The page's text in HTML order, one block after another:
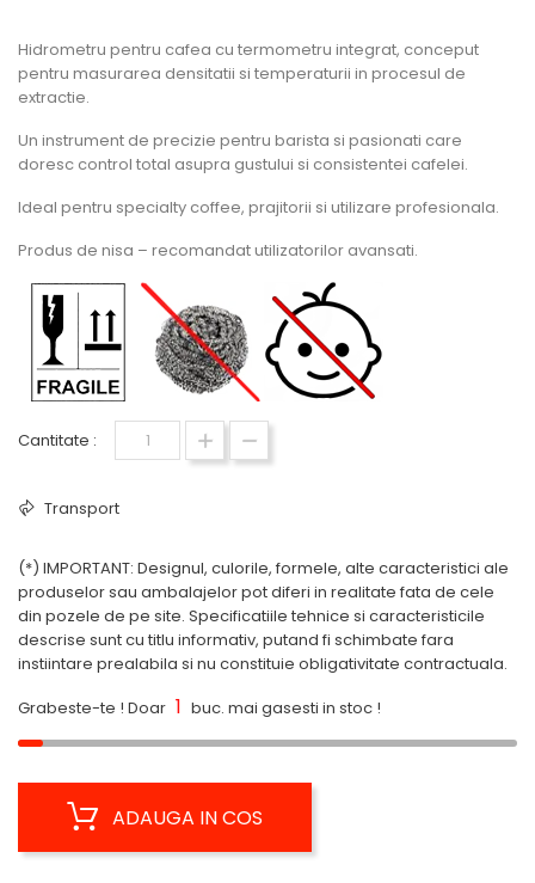
Hidrometru pentru cafea cu termometru integrat, conceput
pentru masurarea densitatii si temperaturii in procesul de
extractie.
Un instrument de precizie pentru barista si pasionati care
doresc control total asupra gustului si consistentei cafelei.
Ideal pentru specialty coffee, prajitorii si utilizare profesionala.
Produs de nisa – recomandat utilizatorilor avansati.
Cantitate :
Transport
(*) IMPORTANT: Designul, culorile, formele, alte caracteristici ale
produselor sau ambalajelor pot diferi in realitate fata de cele
din pozele de pe site. Specificatiile tehnice si caracteristicile
descrise sunt cu titlu informativ, putand fi schimbate fara
instiintare prealabila si nu constituie obligativitate contractuala.
Grabeste-te ! Doar 1 buc. mai gasesti in stoc !
ADAUGA IN COS